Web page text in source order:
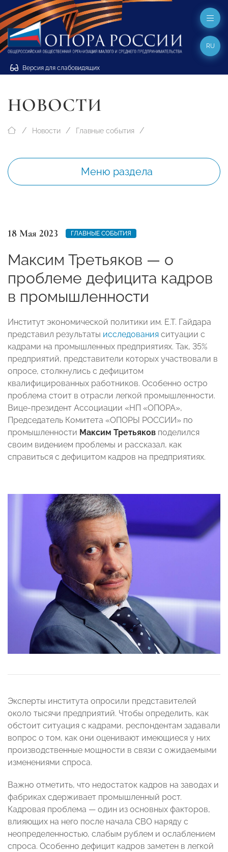
Версия для слабовидящих
RU
НОВОСТИ
Новости Главные события
Меню раздела
18 Мая 2023 ГЛАВНЫЕ СОБЫТИЯ
Максим Третьяков — о
проблеме дефицита кадров
в промышленности
Институт экономической политики им. Е.Т. Гайдара
представил результаты исследования ситуации с
кадрами на промышленных предприятиях. Так, 35%
предприятий, представители которых участвовали в
опросе, столкнулись с дефицитом
квалифицированных работников. Особенно остро
проблема стоит в отрасли легкой промышленности.
Вице-президент Ассоциации «НП «ОПОРА»,
Председатель Комитета «ОПОРЫ РОССИИ» по
промышленности Максим Третьяков поделился
своим видением проблемы и рассказал, как
справиться с дефицитом кадров на предприятиях.
Эксперты института опросили представителей
около тысячи предприятий. Чтобы определить, как
обстоит ситуация с кадрами, респондентам задавали
вопрос о том, как они оценивают имеющиеся у них
производственные мощности в связи с ожидаемыми
изменениями спроса.
Важно отметить, что недостаток кадров на заводах и
фабриках сдерживает промышленный рост.
Кадровая проблема — один из основных факторов,
влияющих на него после начала СВО наряду с
неопределенностью, слабым рублем и ослаблением
спроса. Особенно дефицит кадров заметен в легкой